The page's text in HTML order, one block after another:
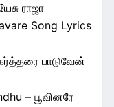
ராஜா
Song Lyrics
பாடுவேன்
– பூவினரே